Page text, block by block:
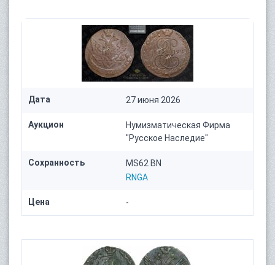
Дата 27 июня 2026
Аукцион
Нумизматическая Фирма
"Русское Наследие"
Сохранность
MS62 BN
RNGA
Цена -